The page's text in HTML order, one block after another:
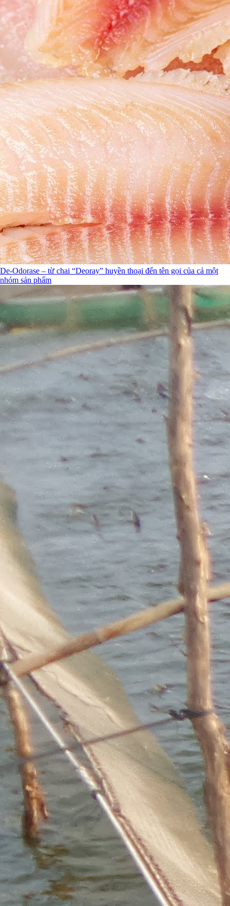
De-Odorase – từ chai “Deoray” huyền thoại đến tên gọi của cả một
nhóm sản phẩm